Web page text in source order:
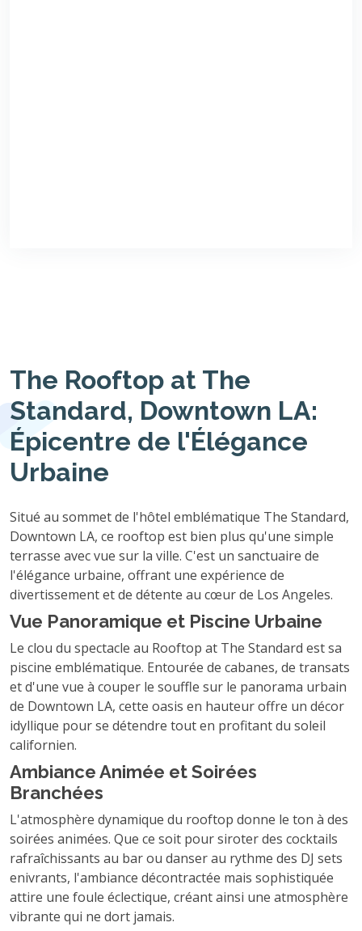
The Rooftop at The
Standard, Downtown LA:
Épicentre de l'Élégance
Urbaine
Situé au sommet de l'hôtel emblématique The Standard,
Downtown LA, ce rooftop est bien plus qu'une simple
terrasse avec vue sur la ville. C'est un sanctuaire de
l'élégance urbaine, offrant une expérience de
divertissement et de détente au cœur de Los Angeles.
Vue Panoramique et Piscine Urbaine
Le clou du spectacle au Rooftop at The Standard est sa
piscine emblématique. Entourée de cabanes, de transats
et d'une vue à couper le souffle sur le panorama urbain
de Downtown LA, cette oasis en hauteur offre un décor
idyllique pour se détendre tout en profitant du soleil
californien.
Ambiance Animée et Soirées
Branchées
L'atmosphère dynamique du rooftop donne le ton à des
soirées animées. Que ce soit pour siroter des cocktails
rafraîchissants au bar ou danser au rythme des DJ sets
enivrants, l'ambiance décontractée mais sophistiquée
attire une foule éclectique, créant ainsi une atmosphère
vibrante qui ne dort jamais.